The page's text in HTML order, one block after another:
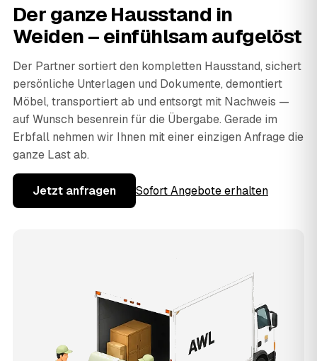
Der ganze Hausstand in
Weiden – einfühlsam aufgelöst
Der Partner sortiert den kompletten Hausstand, sichert
persönliche Unterlagen und Dokumente, demontiert
Möbel, transportiert ab und entsorgt mit Nachweis —
auf Wunsch besenrein für die Übergabe. Gerade im
Erbfall nehmen wir Ihnen mit einer einzigen Anfrage die
ganze Last ab.
Jetzt anfragen Sofort Angebote erhalten